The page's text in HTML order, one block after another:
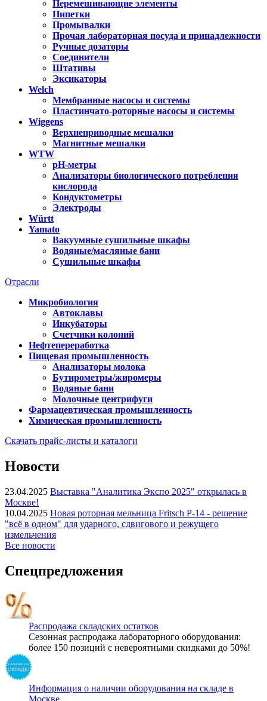
Перемешивающие элементы
Пипетки
Промывалки
Прочая лабораторная посуда и принадлежности
Ручные дозаторы
Соединители
Штативы
Эксикаторы
Welch
Мембранные насосы и системы
Пластинчато-роторные насосы и системы
Wiggens
Верхнеприводные мешалки
Магнитные мешалки
WTW
pH-метры
Анализаторы биологического потребления
кислорода
Кондуктометры
Электроды
Württ
Yamato
Вакуумные сушильные шкафы
Водяные/масляные бани
Сушильные шкафы
Отрасли
Микробиология
Автоклавы
Инкубаторы
Счетчики колоний
Нефтепереработка
Пищевая промышленность
Анализаторы молока
Бутирометры/жиромеры
Водяные бани
Молочные центрифуги
Фармацевтическая промышленность
Химическая промышленность
Скачать прайс-листы и каталоги
Новости
23.04.2025 Выставка "Аналитика Экспо 2025" открылась в
Москве!
10.04.2025 Новая роторная мельница Fritsch P-14 - решение
"всё в одном" для ударного, сдвигового и режущего
измельчения
Все новости
Спецпредложения
Распродажа складских остатков
Сезонная распродажа лабораторного оборудования:
более 150 позиций с невероятными скидками до 50%!
Информация о наличии оборудования на складе в
Москве